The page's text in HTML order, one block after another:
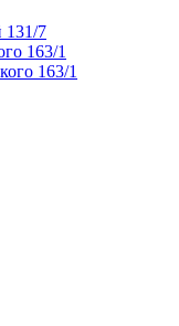
131/7
163/1
163/1